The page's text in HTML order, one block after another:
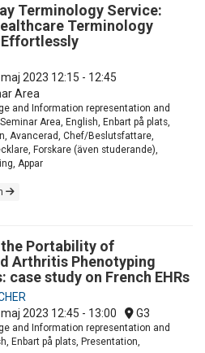
Terminology Service:
Terminology
2023 12:15 - 12:45
Area
and Information representation and
Area, English, Enbart på plats,
Avancerad, Chef/Beslutsfattare,
Forskare (även studerande),
Appar
Portability of
Arthritis Phenotyping
case study on French EHRs
2023 12:45 - 13:00 G3
and Information representation and
Enbart på plats, Presentation,